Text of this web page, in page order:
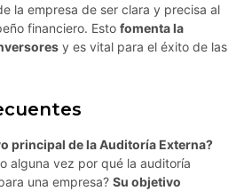
la empresa de ser clara y precisa al
financiero. Esto fomenta la
y es vital para el éxito de las
principal de la Auditoría Externa?
alguna vez por qué la auditoría
una empresa? Su objetivo